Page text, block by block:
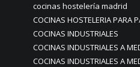
cocinas hostelería madrid
COCINAS HOSTELERIA PARA
COCINAS INDUSTRIALES
COCINAS INDUSTRIALES A
COCINAS INDUSTRIALES A